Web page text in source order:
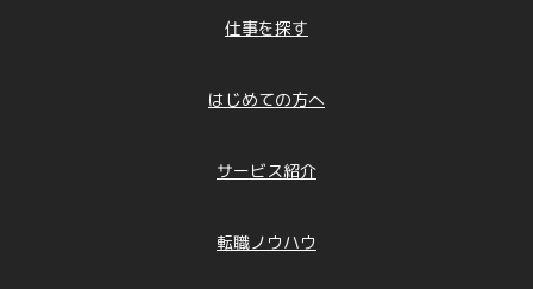
仕事を探す
はじめての方へ
サービス紹介
転職ノウハウ